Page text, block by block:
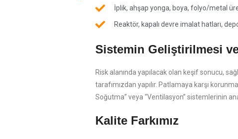
İplik, ahşap yonga, boya, folyo/metal
Reaktör, kapalı devre imalat hatları,
Sistemin Geliştirilmesi
Risk alanında yapılacak olan keşif sonucu,
tarafımızdan yapılır. Patlamaya karşı
Soğutma” veya “Ventilasyon” sistemlerinin
Kalite Farkımız